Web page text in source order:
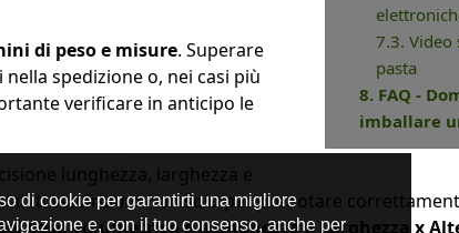
7.3. Video
pasta
8. FAQ -
imballare
di peso e misure. Superare
spedizione o, nei casi più
verificare in anticipo le
lunghezza, larghezza e
ti serviranno non solo per prenotare
peso volumetrico è (Lunghezza x Larghezza x